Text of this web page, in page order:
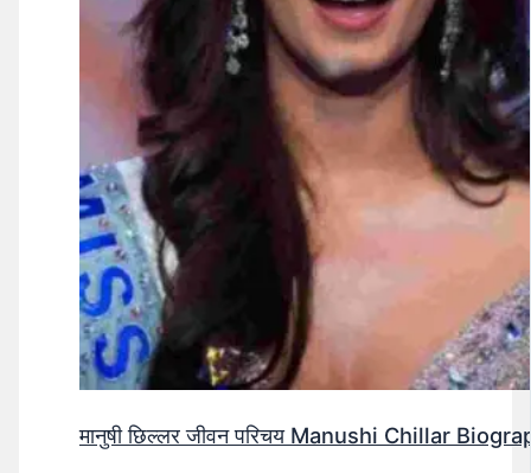
मानुषी छिल्लर जीवन परिचय Manushi Chillar